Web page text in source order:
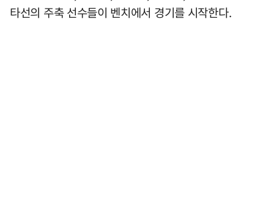
타선의 주축 선수들이 벤치에서 경기를 시작한다.